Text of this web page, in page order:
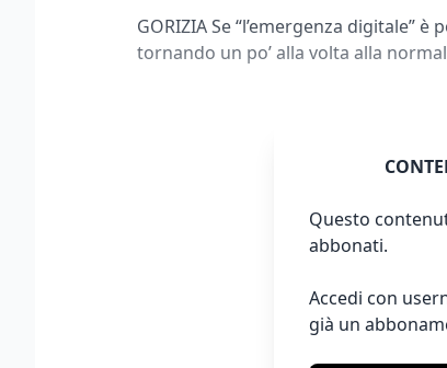
GORIZIA Se “l’emergenza digitale”
tornando un po’ alla volta alla
Questo
abbonati.
Accedi con
già un